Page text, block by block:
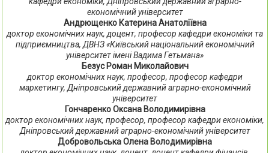
економічний університет
Андрющенко Катерина Анатоліївна
доктор економічних наук, доцент, професор кафедри економіки та
підприємництва, ДВНЗ «Київський національний економічний
університет імені Вадима Гетьмана»
Безус Роман Миколайович
доктор економічних наук, професор, професор кафедри
маркетингу, Дніпровський державний аграрно-економічний
університет
Гончаренко Оксана Володимирівна
доктор економічних наук, професор, професор кафедри економіки,
Дніпровський державний аграрно-економічний університет
Добровольська Олена Володимирівна